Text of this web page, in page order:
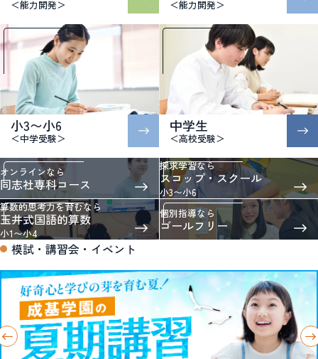
＜能力開発＞ ＜能力開発＞
小3〜小6
＜中学受験＞
中学生
＜高校受験＞
オンラインなら
同志社専科コース
探求学習なら
スコップ・スクール
小3〜小6
算数的思考力を育むなら
玉井式国語的算数
小1〜小4
個別指導なら
ゴールフリー
模試・講習会・イベント